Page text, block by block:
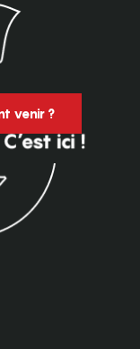
venir ?